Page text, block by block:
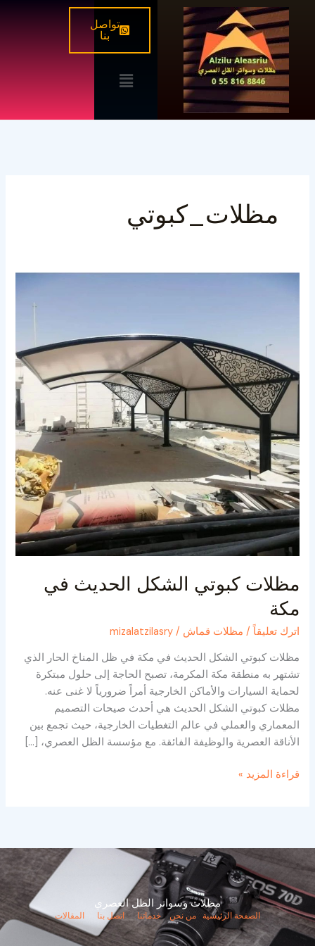
تخطي
المحتوى
تواصل
بنا
القائمة
مظلات_كبوتي
مظلات كبوتي الشكل الحديث في
مكة
اترك تعليقاً / مظلات قماش /
mizalatzilasry
مظلات كبوتي الشكل الحديث في مكة في ظل المناخ الحار الذي
تشتهر به منطقة مكة المكرمة، تصبح الحاجة إلى حلول مبتكرة
لحماية السيارات والأماكن الخارجية أمراً ضرورياً لا غنى عنه.
مظلات كبوتي الشكل الحديث هي أحدث صيحات التصميم
المعماري والعملي في عالم التغطيات الخارجية، حيث تجمع بين
الأناقة العصرية والوظيفة الفائقة. مع مؤسسة الظل العصري، […]
مكة
قراءة المزيد »
مظلات وسواتر الظل العصري
الصفحة الرئيسية من نحن خدماتنا اتصل بنا المقالات